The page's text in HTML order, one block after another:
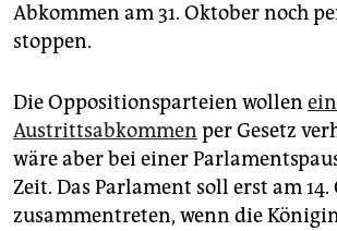
epaper login
Abkommen am 31. Oktober noch
stoppen.
Die Oppositionsparteien wollen
Austrittsabkommen per Gesetz
wäre aber bei einer
Zeit. Das Parlament soll erst am
zusammentreten, wenn die